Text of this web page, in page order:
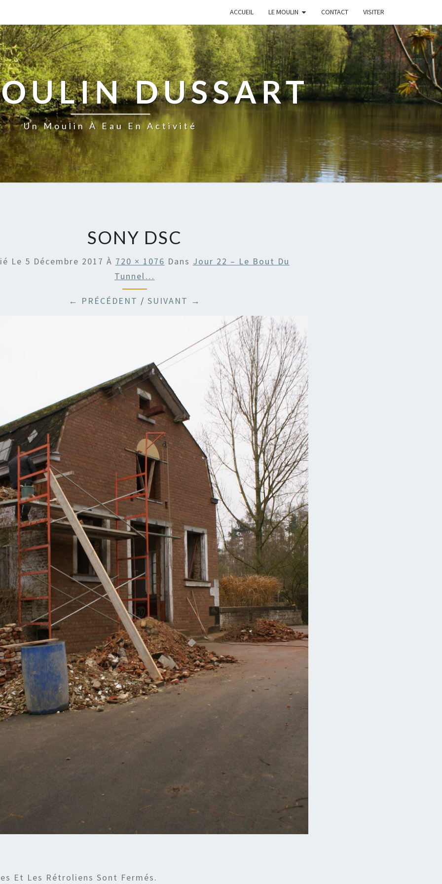
ACCUEIL LE MOULIN CONTACT VISITER
DUSSART
Un Moulin À Eau En Activité
SONY DSC
Le 5 Décembre 2017 À 720 × 1076 Dans Jour 22 – Le Bout Du
Tunnel…
← PRÉCÉDENT / SUIVANT →
Et Les Rétroliens Sont Fermés.